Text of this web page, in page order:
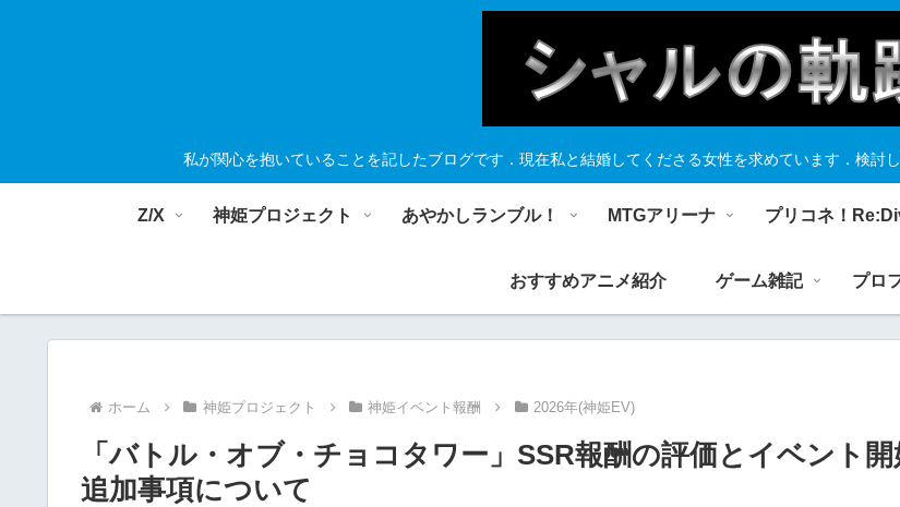
私が関心を抱いていることを記したブログです．現在私と結婚してくださる女性を求めています．検討
Z/X 神姫プロジェクト あやかしランブル！ MTGアリーナ プリコネ！
おすすめアニメ紹介 ゲーム雑記 プロ
ホーム 神姫プロジェクト 神姫イベント報酬 2026年(神姫EV)
「バトル・オブ・チョコタワー」SSR報酬の評価とイベント
追加事項について